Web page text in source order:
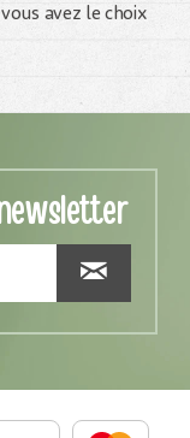
avez le choix